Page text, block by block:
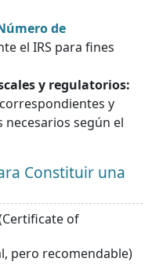
de
el IRS para fines
y regulatorios:
y
necesarios según el
Constituir una
of
pero recomendable)